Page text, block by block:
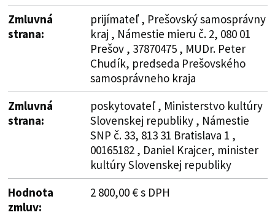
Zmluvná
strana:
prijímateľ , Prešovský samosprávny
kraj , Námestie mieru č. 2, 080 01
Prešov , 37870475 , MUDr. Peter
Chudík, predseda Prešovského
samosprávneho kraja
Zmluvná
strana:
poskytovateľ , Ministerstvo kultúry
Slovenskej republiky , Námestie
SNP č. 33, 813 31 Bratislava 1 ,
00165182 , Daniel Krajcer, minister
kultúry Slovenskej republiky
Hodnota
zmluv:
2 800,00 € s DPH